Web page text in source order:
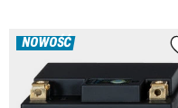
NOWOŚĆ